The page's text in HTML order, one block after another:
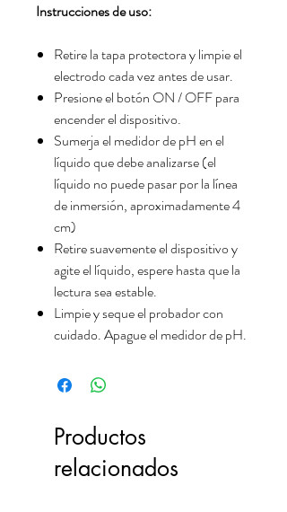
Instrucciones de uso:
Retire la tapa protectora y limpie el
electrodo cada vez antes de usar.
Presione el botón ON / OFF para
encender el dispositivo.
Sumerja el medidor de pH en el
líquido que debe analizarse (el
líquido no puede pasar por la línea
de inmersión, aproximadamente 4
cm)
Retire suavemente el dispositivo y
agite el líquido, espere hasta que la
lectura sea estable.
Limpie y seque el probador con
cuidado. Apague el medidor de pH.
Productos
relacionados